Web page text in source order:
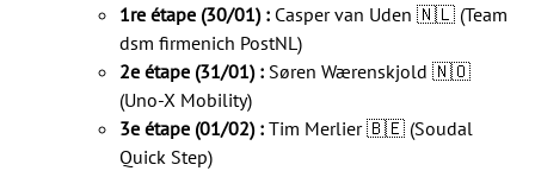
1re étape (30/01) : Casper van Uden 🇳🇱 (Team
dsm firmenich PostNL)
2e étape (31/01) : Søren Wærenskjold 🇳🇴
(Uno-X Mobility)
3e étape (01/02) : Tim Merlier 🇧🇪 (Soudal
Quick Step)